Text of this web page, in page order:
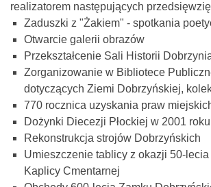
realizatorem następujących
Zaduszki z "Żakiem" - spotkania
Otwarcie galerii obrazów
Przekształcenie Sali Historii
Zorganizowanie w Bibliotece
dotyczących Ziemi Dobrzyńskiej,
770 rocznica uzyskania praw
Dożynki Diecezji Płockiej w 2001 roku
Rekonstrukcja strojów Dobrzyńskich
Umieszczenie tablicy z okazji 50-
Kaplicy Cmentarnej